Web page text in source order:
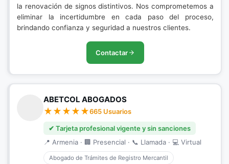
la renovación de signos distintivos. Nos comprometemos a
eliminar la incertidumbre en cada paso del proceso,
brindando confianza y seguridad a nuestros clientes.
Contactar
ABETCOL ABOGADOS
665 Usuarios
✔ Tarjeta profesional vigente y sin sanciones
📍 Armenia · 🏢 Presencial · 📞 Llamada · 💻 Virtual
Abogado de Trámites de Registro Mercantil